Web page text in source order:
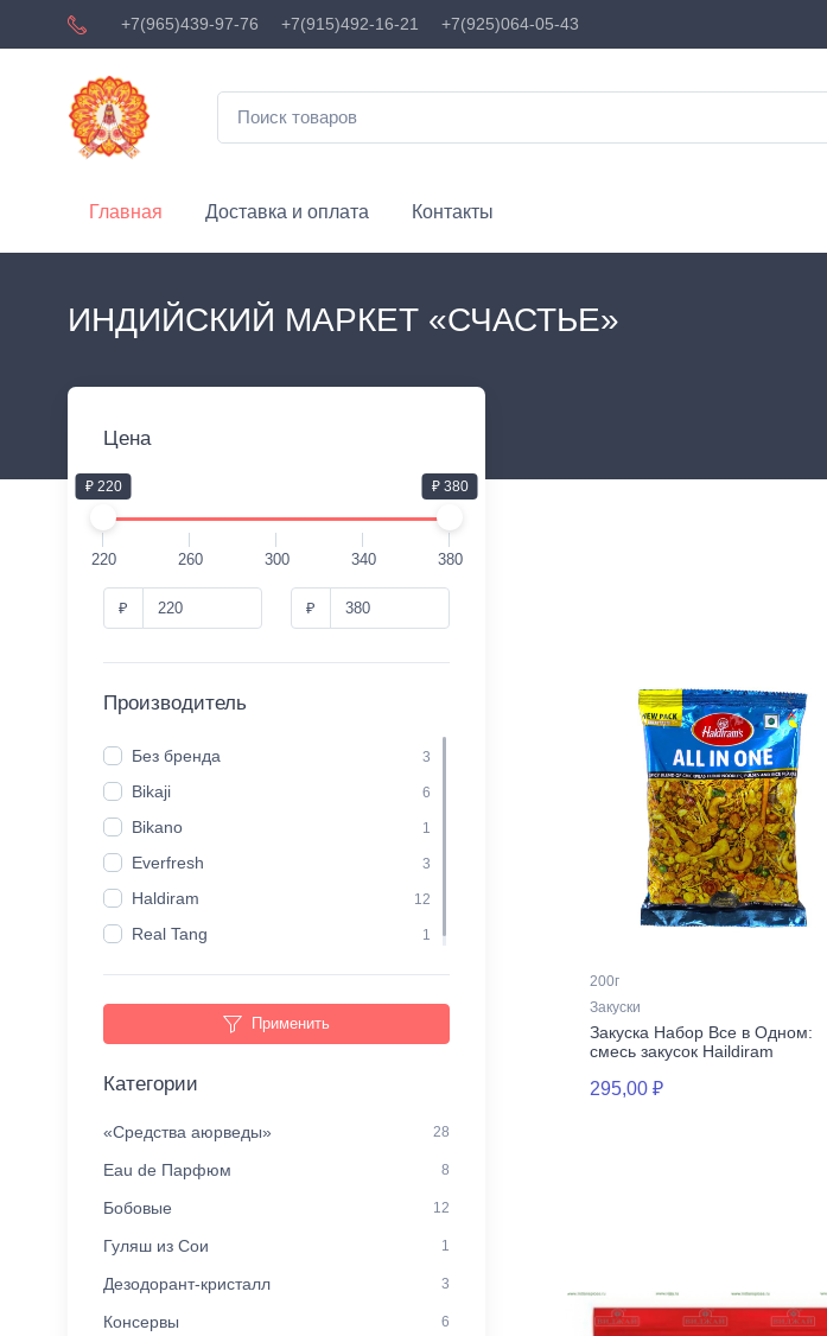
+7(965)439-97-76 +7(915)492-16-21 +7(925)064-05-43
Главная Доставка и оплата Контакты
ИНДИЙСКИЙ МАРКЕТ «СЧАСТЬЕ»
Цена
₽ 220 ₽ 380
220 260 300 340 380
₽ ₽
Производитель
Без бренда 3
Bikaji 6
Bikano 1
Everfresh 3
Haldiram 12
Real Tang 1
Применить
Категории
«Средства аюрведы» 28
Eau de Парфюм 8
Бобовые 12
Гуляш из Сои 1
Дезодорант-кристалл 3
Консервы 6
200г
Закуски
Закуска Набор Все в Одном:
смесь закусок Haildiram
295,00 ₽